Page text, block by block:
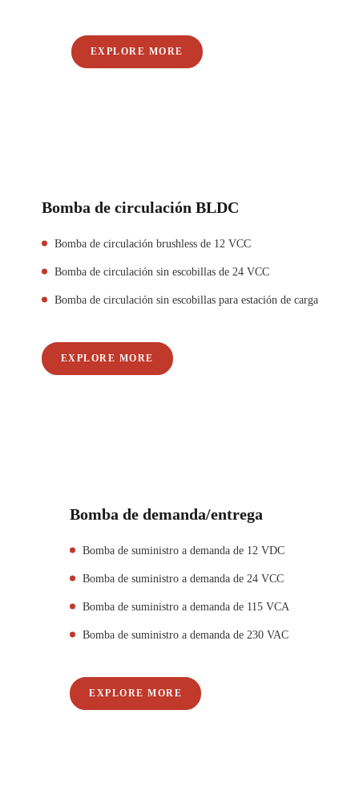
EXPLORE MORE
Bomba de circulación BLDC
Bomba de circulación brushless de 12 VCC
Bomba de circulación sin escobillas de 24 VCC
Bomba de circulación sin escobillas para estación de carga
EXPLORE MORE
Bomba de demanda/entrega
Bomba de suministro a demanda de 12 VDC
Bomba de suministro a demanda de 24 VCC
Bomba de suministro a demanda de 115 VCA
Bomba de suministro a demanda de 230 VAC
EXPLORE MORE